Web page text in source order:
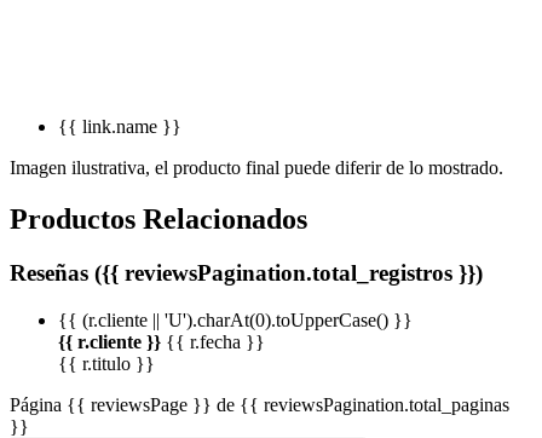
{{ link.name }}
Imagen ilustrativa, el producto final puede diferir de lo mostrado.
Productos Relacionados
Reseñas ({{ reviewsPagination.total_registros }})
{{ (r.cliente || 'U').charAt(0).toUpperCase() }}
{{ r.cliente }} {{ r.fecha }}
{{ r.titulo }}
Página {{ reviewsPage }} de {{ reviewsPagination.total_paginas
}}